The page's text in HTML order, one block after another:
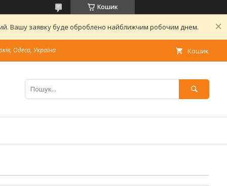
Кошик
Вашу заявку буде оброблено найближчим робочим днем.
Одеса, Україна Кошик